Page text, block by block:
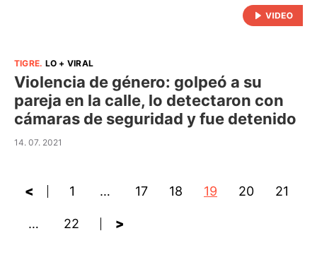
TIGRE. LO + VIRAL
Violencia de género: golpeó a su
pareja en la calle, lo detectaron con
cámaras de seguridad y fue detenido
14. 07. 2021
< 1 … 17 18 19 20 21
… 22 >